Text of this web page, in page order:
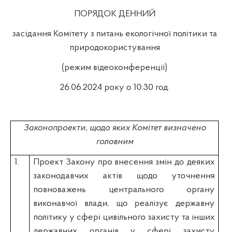
ПОРЯДОК ДЕННИЙ
засідання Комітету з питань екологічної політики та
природокористування
(режим відеоконференції)
26.06.2024 року о 10:30 год.
Законопроекти, щодо яких Комітет визначено
головним
1.
Проект Закону про внесення змін до деяких
законодавчих актів щодо уточнення
повноважень центрального органу
виконавчої влади, що реалізує державну
політику у сфері цивільного захисту та інших